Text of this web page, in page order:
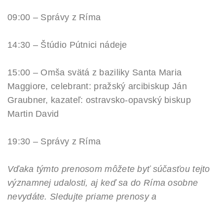
09:00 – Správy z Ríma
14:30 – Štúdio Pútnici nádeje
15:00 – Omša svätá z baziliky Santa Maria
Maggiore, celebrant: pražský arcibiskup Ján
Graubner, kazateľ: ostravsko-opavský biskup
Martin David
19:30 – Správy z Ríma
Vďaka týmto prenosom môžete byť súčasťou tejto
významnej udalosti, aj keď sa do Ríma osobne
nevydáte. Sledujte priame prenosy a